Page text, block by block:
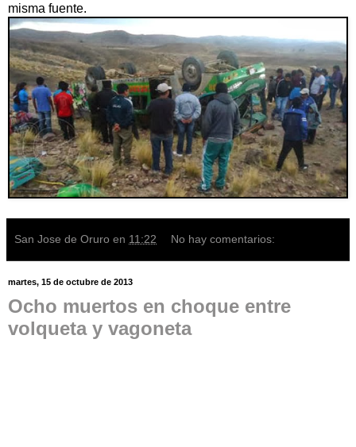
misma fuente.
San Jose de Oruro en 11:22 No hay comentarios:
martes, 15 de octubre de 2013
Ocho muertos en choque entre
volqueta y vagoneta